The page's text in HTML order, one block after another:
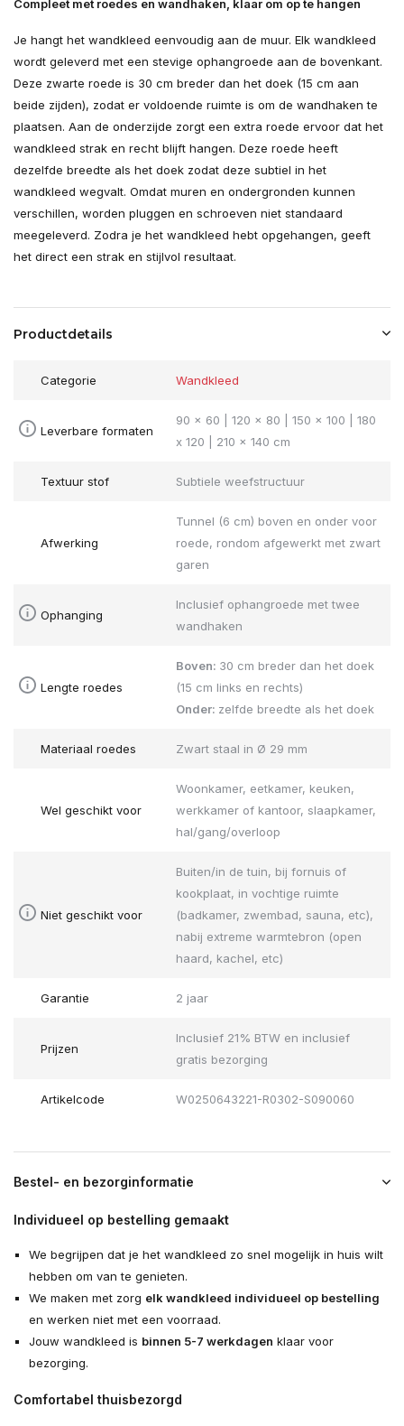
Compleet met roedes en wandhaken, klaar om op te hangen
Je hangt het wandkleed eenvoudig aan de muur. Elk wandkleed
wordt geleverd met een stevige ophangroede aan de bovenkant.
Deze zwarte roede is 30 cm breder dan het doek (15 cm aan
beide zijden), zodat er voldoende ruimte is om de wandhaken te
plaatsen. Aan de onderzijde zorgt een extra roede ervoor dat het
wandkleed strak en recht blijft hangen. Deze roede heeft
dezelfde breedte als het doek zodat deze subtiel in het
wandkleed wegvalt. Omdat muren en ondergronden kunnen
verschillen, worden pluggen en schroeven niet standaard
meegeleverd. Zodra je het wandkleed hebt opgehangen, geeft
het direct een strak en stijlvol resultaat.
Productdetails
Categorie Wandkleed
Leverbare formaten
90 x 60 | 120 x 80 | 150 x 100 | 180
x 120 | 210 x 140 cm
Textuur stof Subtiele weefstructuur
Afwerking
Tunnel (6 cm) boven en onder voor
roede, rondom afgewerkt met zwart
garen
Ophanging
Inclusief ophangroede met twee
wandhaken
Lengte roedes
Boven: 30 cm breder dan het doek
(15 cm links en rechts)
Onder: zelfde breedte als het doek
Materiaal roedes Zwart staal in Ø 29 mm
Wel geschikt voor
Woonkamer, eetkamer, keuken,
werkkamer of kantoor, slaapkamer,
hal/gang/overloop
Niet geschikt voor
Buiten/in de tuin, bij fornuis of
kookplaat, in vochtige ruimte
(badkamer, zwembad, sauna, etc),
nabij extreme warmtebron (open
haard, kachel, etc)
Garantie 2 jaar
Prijzen
Inclusief 21% BTW en inclusief
gratis bezorging
Artikelcode W0250643221-R0302-S090060
Bestel- en bezorginformatie
Individueel op bestelling gemaakt
We begrijpen dat je het wandkleed zo snel mogelijk in huis wilt
hebben om van te genieten.
We maken met zorg elk wandkleed individueel op bestelling
en werken niet met een voorraad.
Jouw wandkleed is binnen 5-7 werkdagen klaar voor
bezorging.
Comfortabel thuisbezorgd